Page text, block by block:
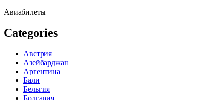
Авиабилеты
Categories
Австрия
Азейбарджан
Аргентина
Бали
Бельгия
Болгария